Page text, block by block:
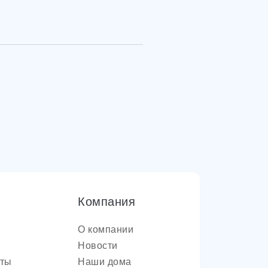
Компания
О компании
Новости
Наши дома